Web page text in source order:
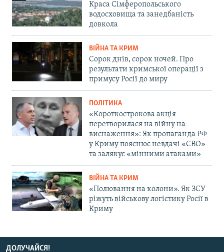
Краса Сімферопольського
водосховища та занедбаність
довкола
ВІЙНА ТА КРИМ
Сорок днів, сорок ночей. Про
результати кримської операції з
примусу Росії до миру
ПОЛІТИКА
«Короткострокова акція
перетворилася на війну на
виснаження»: Як пропаганда РФ
у Криму пояснює невдачі «СВО»
та залякує «мінними атаками»
ВІЙНА ТА КРИМ
«Полювання на колони». Як ЗСУ
ріжуть військову логістику Росії в
Криму
ДОЛУЧАЙСЯ!